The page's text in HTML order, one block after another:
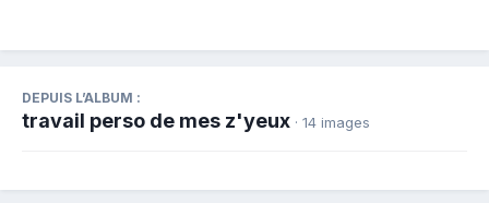
DEPUIS L’ALBUM :
travail perso de mes z'yeux · 14 images